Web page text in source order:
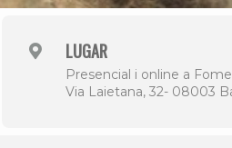
LUGAR
Presencial i online a
Via Laietana, 32- 08003